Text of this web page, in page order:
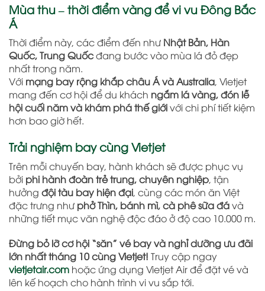
Mùa thu – thời điểm vàng để vi vu Đông Bắc
Á
Thời điểm này, các điểm đến như Nhật Bản, Hàn
Quốc, Trung Quốcđang bước vào mùa lá đỏ đẹp
nhất trong năm.
Với mạng bay rộng khắp châu Á và Australia, Vietjet
mang đến cơ hội để du khách ngắm lá vàng, đón lễ
hội cuối năm và khám phá thế giớivới chi phí tiết kiệm
hơn bao giờ hết.
Trải nghiệm bay cùng Vietjet
Trên mỗi chuyến bay, hành khách sẽ được phục vụ
bởi phi hành đoàn trẻ trung, chuyên nghiệp, tận
hưởng đội tàu bay hiện đại, cùng các món ăn Việt
đặc trưng như phở Thìn, bánh mì, cà phê sữa đávà
những tiết mục văn nghệ độc đáo ở độ cao 10.000 m.
Đừng bỏ lỡ cơ hội “săn” vé bay và nghỉ dưỡng ưu đãi
lớn nhất tháng 10 cùng Vietjet! Truy cập ngay
vietjetair.com hoặc ứng dụng Vietjet Air để đặt vé và
lên kế hoạch cho hành trình vi vu sắp tới.